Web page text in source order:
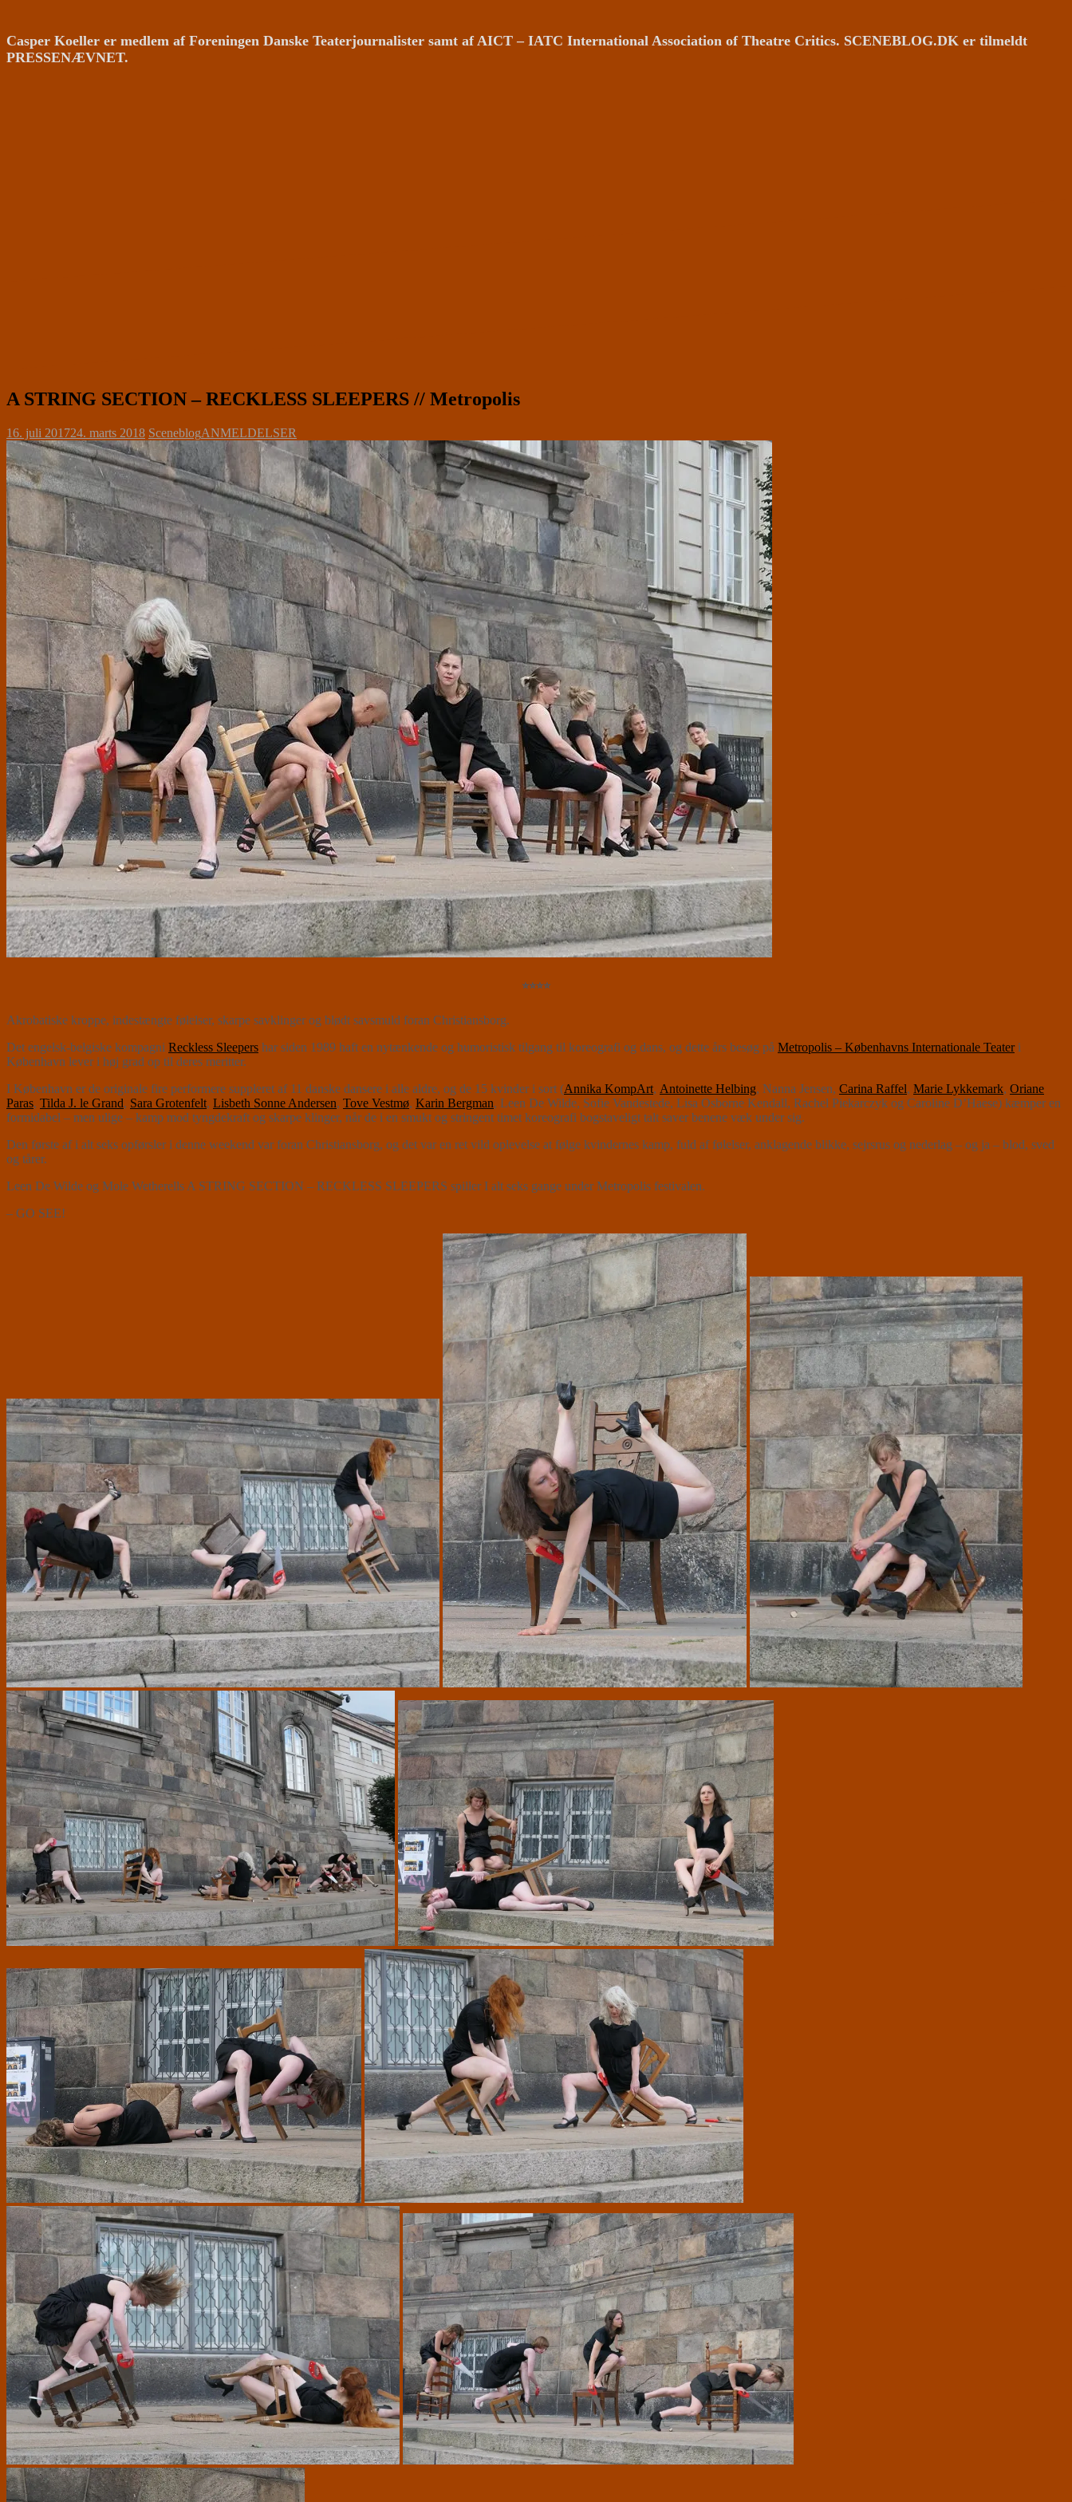
Casper Koeller er medlem af Foreningen Danske Teaterjournalister samt af AICT – IATC International Association of Theatre Critics. SCENEBLOG.DK er tilmeldt
PRESSENÆVNET.
A STRING SECTION – RECKLESS SLEEPERS // Metropolis
16. juli 201724. marts 2018 SceneblogANMELDELSER
⭐⭐⭐⭐
Akrobatiske kroppe, indestængte følelser, skarpe savklinger og blødt savsmuld foran Christiansborg.
Det engelsk-belgiske kompagni Reckless Sleepers har siden 1989 haft en nytænkende og humoristisk tilgang til koreografi og dans, og dette års besøg på Metropolis – Københavns Internationale Teateri
København lever i høj grad op til deres meritter.
I København er de originale fire performere suppleret af 11 danske dansere i alle aldre, og de 15 kvinder i sort (Annika KompArt, Antoinette Helbing, Nanna Jensen, Carina Raffel, Marie Lykkemark, Oriane
Paras, Tilda J. le Grand, Sara Grotenfelt, Lisbeth Sonne Andersen, Tove Vestmø, Karin Bergman, Leen De Wilde, Sofie Vandestede, Lisa Osborne Kendall, Rachel Piekarczyk og Caroline D’Haese) kæmper en
formidabel – men ulige – kamp mod tyngdekraft og skarpe klinger, når de i en smukt og stringent timet koreografi bogstaveligt talt saver benene væk under sig.
Den første af i alt seks opførsler i denne weekend var foran Christiansborg, og det var en ret vild oplevelse at følge kvindernes kamp, fuld af følelser, anklagende blikke, sejrsrus og nederlag – og ja – blod, sved
og tårer.
Leen De Wilde og Mole Wetherells A STRING SECTION – RECKLESS SLEEPERS spiller I alt seks gange under Metropolis festivalen.
– GO SEE!